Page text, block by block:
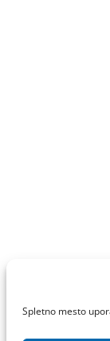
Spletno mesto